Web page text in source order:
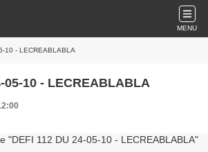
MENU
10 - LECREABLABLA
05-10 - LECREABLABLA